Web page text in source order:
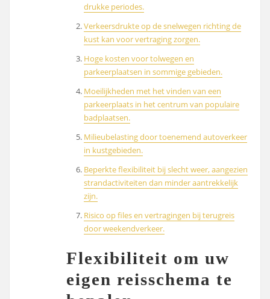
drukke periodes.
Verkeersdrukte op de snelwegen richting de
kust kan voor vertraging zorgen.
Hoge kosten voor tolwegen en
parkeerplaatsen in sommige gebieden.
Moeilijkheden met het vinden van een
parkeerplaats in het centrum van populaire
badplaatsen.
Milieubelasting door toenemend autoverkeer
in kustgebieden.
Beperkte flexibiliteit bij slecht weer, aangezien
strandactiviteiten dan minder aantrekkelijk
zijn.
Risico op files en vertragingen bij terugreis
door weekendverkeer.
Flexibiliteit om uw
eigen reisschema te